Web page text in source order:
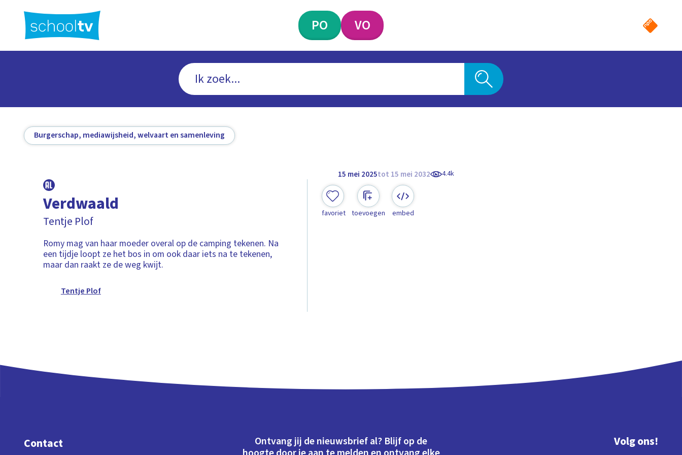
hoofdinhoud
PO VO
Burgerschap, mediawijsheid, welvaart en samenleving
15 mei 2025tot 15 mei 2032 4.4k
Verdwaald
Tentje Plof
Romy mag van haar moeder overal op de camping tekenen. Na
een tijdje loopt ze het bos in om ook daar iets na te tekenen,
maar dan raakt ze de weg kwijt.
Tentje Plof
favoriet toevoegen embed
Contact
Ontvang jij de nieuwsbrief al? Blijf op de
Volg ons!